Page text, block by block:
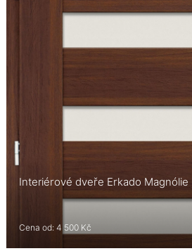
Interiérové dveře Erkado Magnólie
Cena od: 4 500 Kč